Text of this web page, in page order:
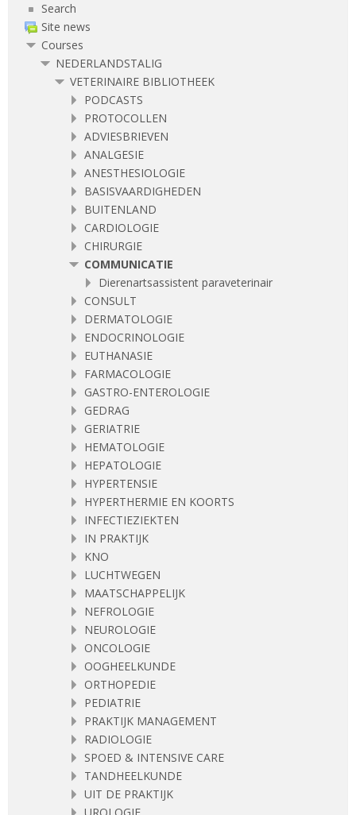
Search
Site news
Courses
NEDERLANDSTALIG
VETERINAIRE BIBLIOTHEEK
PODCASTS
PROTOCOLLEN
ADVIESBRIEVEN
ANALGESIE
ANESTHESIOLOGIE
BASISVAARDIGHEDEN
BUITENLAND
CARDIOLOGIE
CHIRURGIE
COMMUNICATIE
Dierenartsassistent paraveterinair
CONSULT
DERMATOLOGIE
ENDOCRINOLOGIE
EUTHANASIE
FARMACOLOGIE
GASTRO-ENTEROLOGIE
GEDRAG
GERIATRIE
HEMATOLOGIE
HEPATOLOGIE
HYPERTENSIE
HYPERTHERMIE EN KOORTS
INFECTIEZIEKTEN
IN PRAKTIJK
KNO
LUCHTWEGEN
MAATSCHAPPELIJK
NEFROLOGIE
NEUROLOGIE
ONCOLOGIE
OOGHEELKUNDE
ORTHOPEDIE
PEDIATRIE
PRAKTIJK MANAGEMENT
RADIOLOGIE
SPOED & INTENSIVE CARE
TANDHEELKUNDE
UIT DE PRAKTIJK